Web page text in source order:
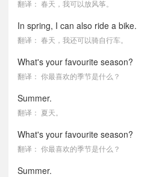
翻译： 春天，我可以放风筝。
In spring, I can also ride a bike.
翻译： 春天，我还可以骑自行车。
What's your favourite season?
翻译： 你最喜欢的季节是什么？
Summer.
翻译： 夏天。
What's your favourite season?
翻译： 你最喜欢的季节是什么？
Summer.